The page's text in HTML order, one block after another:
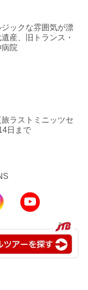
ックな雰囲気が漂
産、旧トランス・
病院
ラストミニッツセ
日まで